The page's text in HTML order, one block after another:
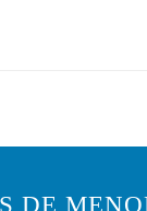
DE